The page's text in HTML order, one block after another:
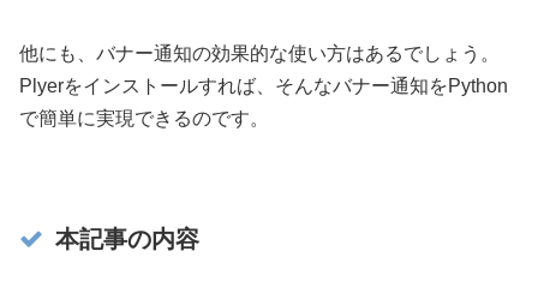
他にも、バナー通知の効果的な使い方はあるでしょう。
Plyerをインストールすれば、そんなバナー通知をPython
で簡単に実現できるのです。
本記事の内容